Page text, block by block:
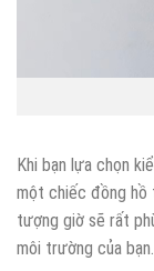
Khi bạn lựa chọn
một chiếc đồng hồ
tượng giờ sẽ rất
môi trường của bạn.